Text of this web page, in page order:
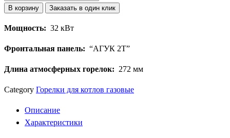
товара
АГУК
2Т
TGV
В корзину Заказать в один клик
Мощность: 32 кВт
Фронтальная панель: “АГУК 2Т”
Длина атмосферных горелок: 272 мм
Category Горелки для котлов газовые
Описание
Характеристики